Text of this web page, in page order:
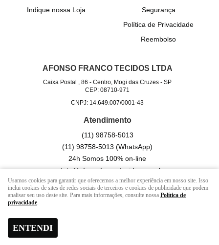
Indique nossa Loja
Segurança
Política de Privacidade
Reembolso
AFONSO FRANCO TECIDOS LTDA
Caixa Postal , 86 -Centro, Mogi das Cruzes -SP
CEP: 08710-971
CNPJ: 14.649.007/0001-43
Atendimento
(11) 98758-5013
(11) 98758-5013(WhatsApp)
24h Somos 100% on-line
contato@afonsofrancotecidos.com.br
LOJA VIRTUAL CRIADA POR
Usamos cookies para garantir que oferecemos a melhor experiência em nosso site. Isso
inclui cookies de sites de redes sociais de terceiros e cookies de publicidade que podem
analisar seu uso deste site. Para mais informações, consulte nossa Política de
privacidade.
ENTENDI